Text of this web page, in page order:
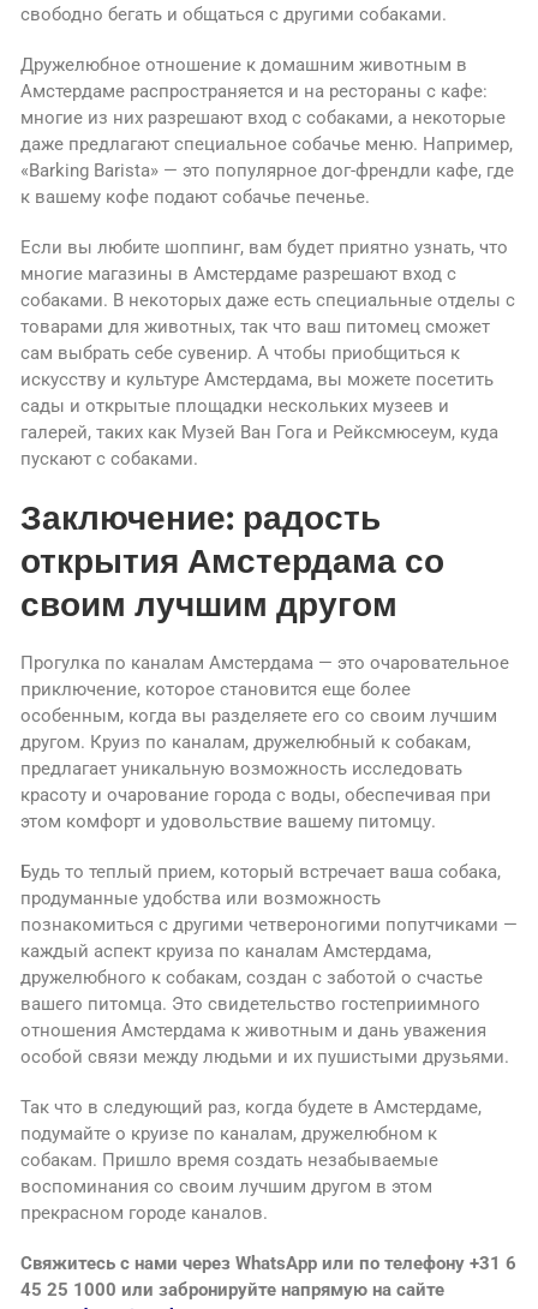
свободно бегать и общаться с другими собаками.
Дружелюбное отношение к домашним животным в
Амстердаме распространяется и на рестораны с кафе:
многие из них разрешают вход с собаками, а некоторые
даже предлагают специальное собачье меню. Например,
«Barking Barista» — это популярное дог-френдли кафе, где
к вашему кофе подают собачье печенье.
Если вы любите шоппинг, вам будет приятно узнать, что
многие магазины в Амстердаме разрешают вход с
собаками. В некоторых даже есть специальные отделы с
товарами для животных, так что ваш питомец сможет
сам выбрать себе сувенир. А чтобы приобщиться к
искусству и культуре Амстердама, вы можете посетить
сады и открытые площадки нескольких музеев и
галерей, таких как Музей Ван Гога и Рейксмюсеум, куда
пускают с собаками.
Заключение: радость
открытия Амстердама со
своим лучшим другом
Прогулка по каналам Амстердама — это очаровательное
приключение, которое становится еще более
особенным, когда вы разделяете его со своим лучшим
другом. Круиз по каналам, дружелюбный к собакам,
предлагает уникальную возможность исследовать
красоту и очарование города с воды, обеспечивая при
этом комфорт и удовольствие вашему питомцу.
Будь то теплый прием, который встречает ваша собака,
продуманные удобства или возможность
познакомиться с другими четвероногими попутчиками —
каждый аспект круиза по каналам Амстердама,
дружелюбного к собакам, создан с заботой о счастье
вашего питомца. Это свидетельство гостеприимного
отношения Амстердама к животным и дань уважения
особой связи между людьми и их пушистыми друзьями.
Так что в следующий раз, когда будете в Амстердаме,
подумайте о круизе по каналам, дружелюбном к
собакам. Пришло время создать незабываемые
воспоминания со своим лучшим другом в этом
прекрасном городе каналов.
Свяжитесь с нами через WhatsApp или по телефону +31 6
45 25 1000 или забронируйте напрямую на сайте